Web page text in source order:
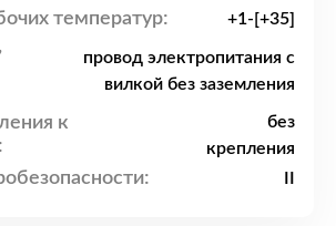
температур: +1-[+35]
провод электропитания с
вилкой без заземления
к
без
крепления